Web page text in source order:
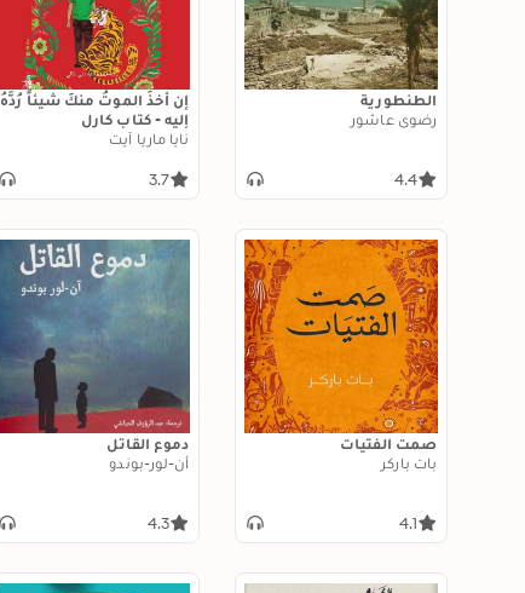
الطنطورية
رضوى عاشور
4.4
إن أخذَ الموتُ منكَ شيئاً رُدَّهُ
إليه - كتاب كارل
نايا ماريا آيت
3.7
صمت الفتيات
بات باركر
4.1
دموع القاتل
أن-لور-بوندو
4.3